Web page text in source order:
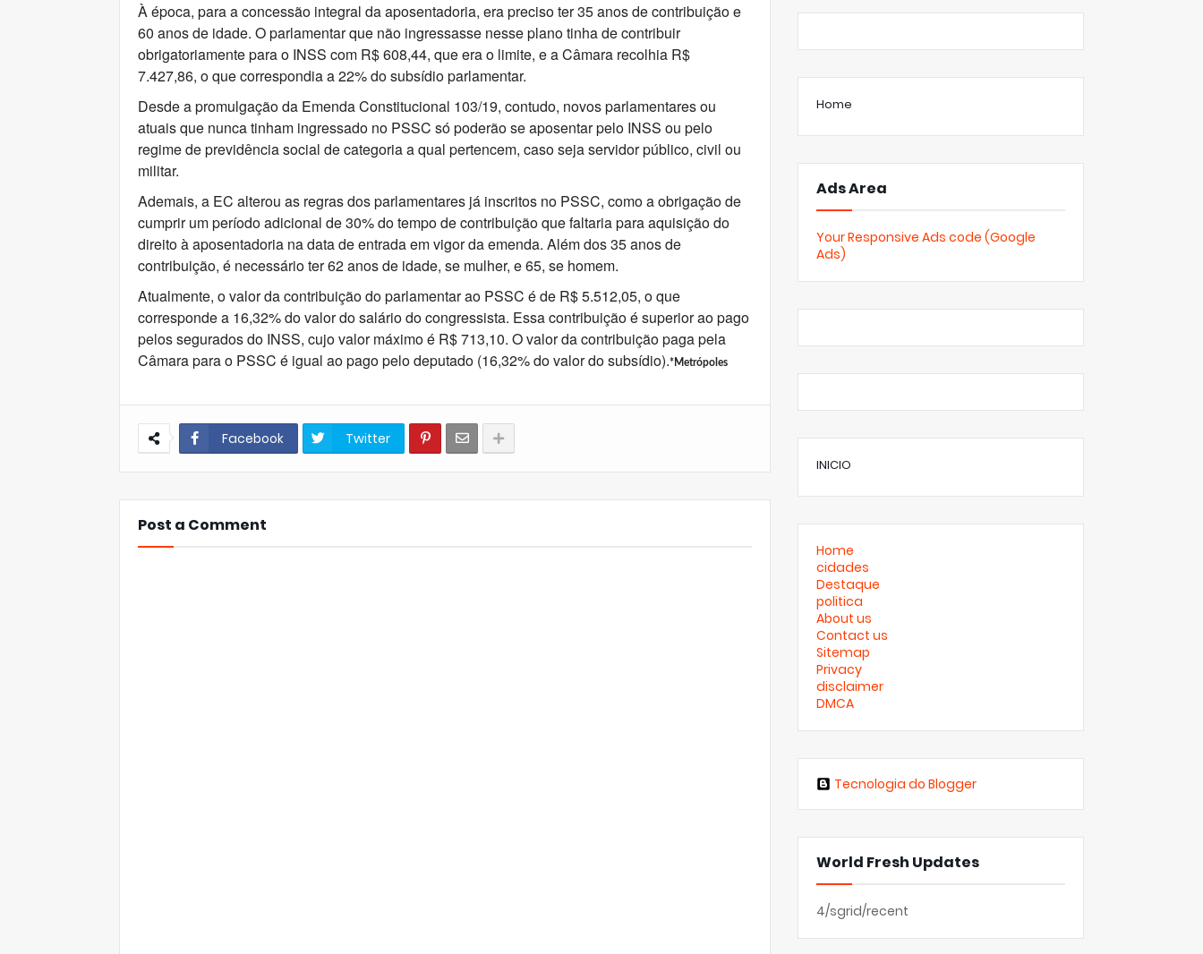
À época, para a concessão integral da aposentadoria, era preciso ter 35 anos de contribuição e
60 anos de idade. O parlamentar que não ingressasse nesse plano tinha de contribuir
obrigatoriamente para o INSS com R$ 608,44, que era o limite, e a Câmara recolhia R$
7.427,86, o que correspondia a 22% do subsídio parlamentar.
Desde a promulgação da Emenda Constitucional 103/19, contudo, novos parlamentares ou
atuais que nunca tinham ingressado no PSSC só poderão se aposentar pelo INSS ou pelo
regime de previdência social de categoria a qual pertencem, caso seja servidor público, civil ou
militar.
Ademais, a EC alterou as regras dos parlamentares já inscritos no PSSC, como a obrigação de
cumprir um período adicional de 30% do tempo de contribuição que faltaria para aquisição do
direito à aposentadoria na data de entrada em vigor da emenda. Além dos 35 anos de
contribuição, é necessário ter 62 anos de idade, se mulher, e 65, se homem.
Atualmente, o valor da contribuição do parlamentar ao PSSC é de R$ 5.512,05, o que
corresponde a 16,32% do valor do salário do congressista. Essa contribuição é superior ao pago
pelos segurados do INSS, cujo valor máximo é R$ 713,10. O valor da contribuição paga pela
Câmara para o PSSC é igual ao pago pelo deputado (16,32% do valor do subsídio).*Metrópoles
Facebook Twitter
Post a Comment
Home
Ads Area
Your Responsive Ads code (Google
Ads)
INICIO
Home
cidades
Destaque
politica
About us
Contact us
Sitemap
Privacy
disclaimer
DMCA
Tecnologia do Blogger
World Fresh Updates
4/sgrid/recent